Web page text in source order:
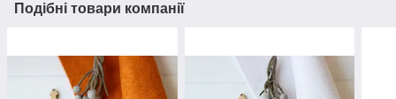
Подібні товари компанії